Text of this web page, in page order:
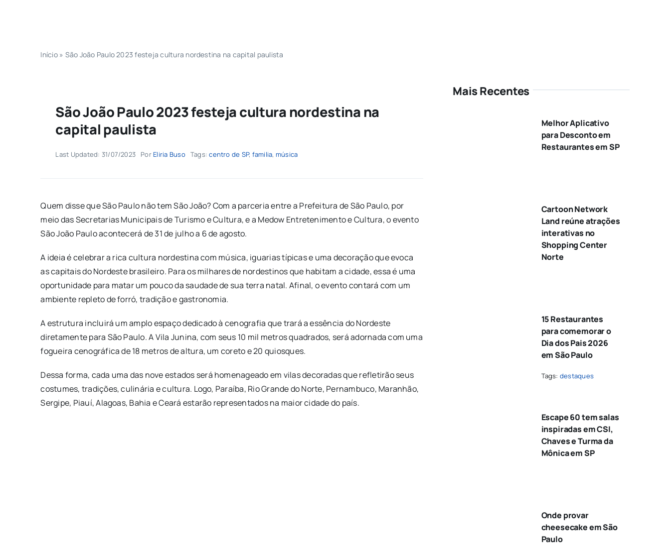
Início» São João Paulo 2023 festeja cultura nordestina na capital paulista
São João Paulo 2023 festeja cultura nordestina na
capital paulista
Last Updated: 31/07/2023 PorEliria Buso Tags:centro de SP, familia, música
Quem disse que São Paulo não tem São João? Com a parceria entre a Prefeitura de São Paulo, por
meio das Secretarias Municipais de Turismo e Cultura, e a Medow Entretenimento e Cultura, o evento
São João Paulo acontecerá de 31 de julho a 6 de agosto.
A ideia é celebrar a rica cultura nordestina com música, iguarias típicas e uma decoração que evoca
as capitais do Nordeste brasileiro. Para os milhares de nordestinos que habitam a cidade, essa é uma
oportunidade para matar um pouco da saudade de sua terra natal. Afinal, o evento contará com um
ambiente repleto de forró, tradição e gastronomia.
A estrutura incluirá um amplo espaço dedicado à cenografia que trará a essência do Nordeste
diretamente para São Paulo. A Vila Junina, com seus 10 mil metros quadrados, será adornada com uma
fogueira cenográfica de 18 metros de altura, um coreto e 20 quiosques.
Dessa forma, cada uma das nove estados será homenageado em vilas decoradas que refletirão seus
costumes, tradições, culinária e cultura. Logo, Paraíba, Rio Grande do Norte, Pernambuco, Maranhão,
Sergipe, Piauí, Alagoas, Bahia e Ceará estarão representados na maior cidade do país.
Mais Recentes
Melhor Aplicativo
para Desconto em
Restaurantes em SP
Cartoon Network
Land reúne atrações
interativas no
Shopping Center
Norte
15 Restaurantes
para comemorar o
Dia dos Pais 2026
em São Paulo
Tags: destaques
Escape 60 tem salas
inspiradas em CSI,
Chaves e Turma da
Mônica em SP
Onde provar
cheesecake em São
Paulo